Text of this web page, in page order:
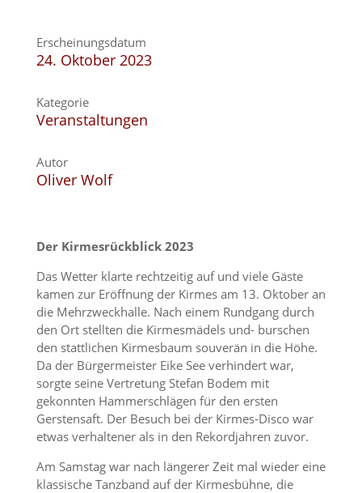
Erscheinungsdatum
24. Oktober 2023
Kategorie
Veranstaltungen
Autor
Oliver Wolf
Der Kirmesrückblick 2023
Das Wetter klarte rechtzeitig auf und viele Gäste
kamen zur Eröffnung der Kirmes am 13. Oktober an
die Mehrzweckhalle. Nach einem Rundgang durch
den Ort stellten die Kirmesmädels und- burschen
den stattlichen Kirmesbaum souverän in die Höhe.
Da der Bürgermeister Eike See verhindert war,
sorgte seine Vertretung Stefan Bodem mit
gekonnten Hammerschlägen für den ersten
Gerstensaft. Der Besuch bei der Kirmes-Disco war
etwas verhaltener als in den Rekordjahren zuvor.
Am Samstag war nach längerer Zeit mal wieder eine
klassische Tanzband auf der Kirmesbühne, die